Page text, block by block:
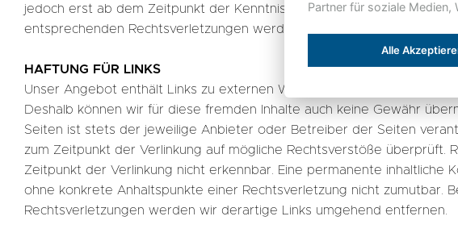
jedoch erst ab dem Zeitpunkt der Kenntnis einer konkreten
entsprechenden Rechtsverletzungen werden wir diese Inhalte
HAFTUNG FÜR LINKS
Unser Angebot enthält Links zu externen Webseiten Dritter, auf deren
Deshalb können wir für diese fremden Inhalte auch keine Gewähr
Seiten ist stets der jeweilige Anbieter oder Betreiber der Seiten
zum Zeitpunkt der Verlinkung auf mögliche Rechtsverstöße überprüft.
Zeitpunkt der Verlinkung nicht erkennbar. Eine permanente inhaltliche
ohne konkrete Anhaltspunkte einer Rechtsverletzung nicht zumutbar.
Rechtsverletzungen werden wir derartige Links umgehend entfernen.
Partner für soziale Medien,
Alle